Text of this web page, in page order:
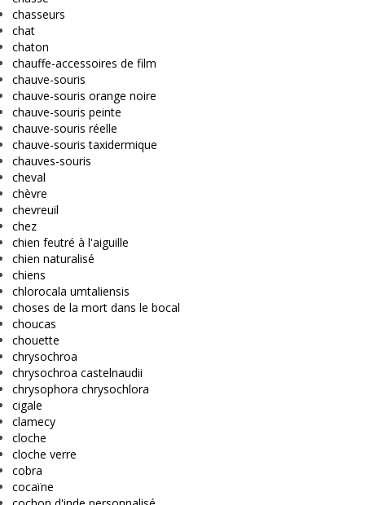
chasseurs
chat
chaton
chauffe-accessoires de film
chauve-souris
chauve-souris orange noire
chauve-souris peinte
chauve-souris réelle
chauve-souris taxidermique
chauves-souris
cheval
chèvre
chevreuil
chez
chien feutré à l'aiguille
chien naturalisé
chiens
chlorocala umtaliensis
choses de la mort dans le bocal
choucas
chouette
chrysochroa
chrysochroa castelnaudii
chrysophora chrysochlora
cigale
clamecy
cloche
cloche verre
cobra
cocaïne